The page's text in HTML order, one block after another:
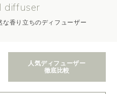
diffuser
香り立ちのディフューザー
人気ディフューザー
徹底比較